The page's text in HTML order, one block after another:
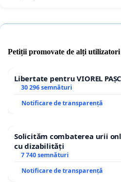
Petiții promovate de alți utilizatori
Libertate pentru VIOREL
30 296 semnături
Notificare de transparență
Solicităm combaterea urii
cu dizabilități
7 740 semnături
Notificare de transparență